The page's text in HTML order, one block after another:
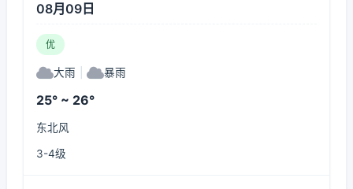
08月09日
优
大雨 暴雨
25° ~ 26°
东北风
3-4级